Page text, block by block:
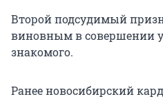
Второй подсудимый
виновным в совершении
знакомого.
Ранее новосибирский